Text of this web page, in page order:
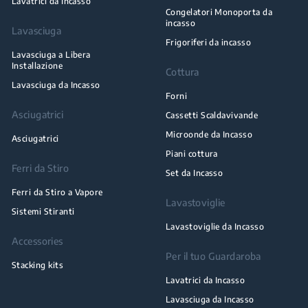
Lavasciuga
Lavasciuga a Libera
Installazione
Lavasciuga da Incasso
Asciugatrici
Asciugatrici
Ferri da Stiro
Ferri da Stiro a Vapore
Sistemi Stiranti
Accessories
Stacking kits
Congelatori Monoporta da
incasso
Frigoriferi da incasso
Cottura
Forni
Cassetti Scaldavivande
Microonde da Incasso
Piani cottura
Set da Incasso
Lavastoviglie
Lavastoviglie da Incasso
Per il tuo Guardaroba
Lavatrici da Incasso
Lavasciuga da Incasso